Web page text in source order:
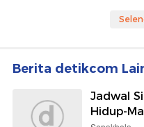
Berita detikcom
Jadwal
Hidup-